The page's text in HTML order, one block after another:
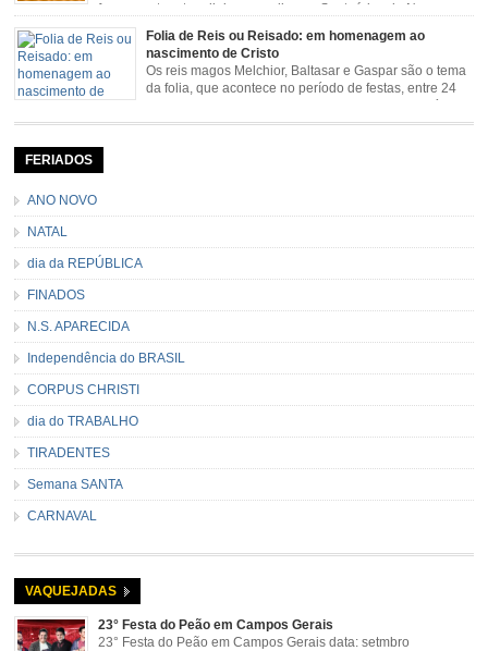
fazem parte rota religiosa que liga os Santuários de Nossa
Senhora da Piedade (MG) e Nossa Senhora da Conceição Aparecida (SP)
pela Estrada Real. Quarto episódio […]
Folia de Reis ou Reisado: em homenagem ao
nascimento de Cristo
Os reis magos Melchior, Baltasar e Gaspar são o tema
da folia, que acontece no período de festas, entre 24
de dezembro e 06 de janeiro. Durante a festa, o líder e
seu contramestre lideram a música e o canto do grupo, passando pela
FERIADOS
ANO NOVO
NATAL
dia da REPÚBLICA
FINADOS
N.S. APARECIDA
Independência do BRASIL
CORPUS CHRISTI
dia do TRABALHO
TIRADENTES
Semana SANTA
CARNAVAL
VAQUEJADAS
23° Festa do Peão em Campos Gerais
23° Festa do Peão em Campos Gerais data: setmbro